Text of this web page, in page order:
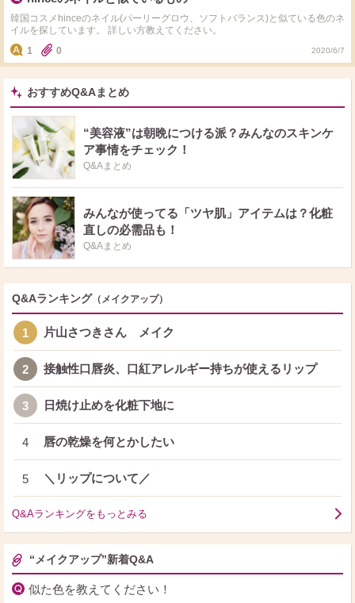
韓国コスメhinceのネイル(パーリーグロウ、ソフトバランス)と似ている色のネ
イルを探しています。 詳しい方教えてください。
1
0 2020/6/7
おすすめQ&Aまとめ
“美容液”は朝晩につける派？みんなのスキンケ
ア事情をチェック！
Q&Aまとめ
みんなが使ってる「ツヤ肌」アイテムは？化粧
直しの必需品も！
Q&Aまとめ
Q&Aランキング （メイクアップ）
1 片山さつきさん メイク
2 接触性口唇炎、口紅アレルギー持ちが使えるリップ
3 日焼け止めを化粧下地に
4 唇の乾燥を何とかしたい
5 ＼リップについて／
Q&Aランキングをもっとみる
“メイクアップ”新着Q&A
似た色を教えてください！